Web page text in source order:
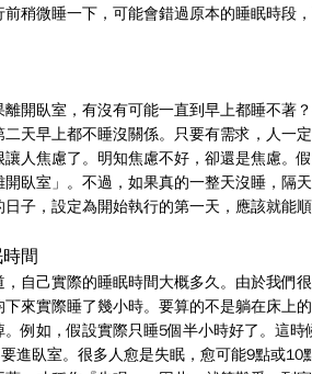
稍微睡一下，可能會錯過原本的睡眠時段
開臥室，有沒有可能一直到早上都睡不著
二天早上都不睡沒關係。只要有需求，人一
人焦慮了。明知焦慮不好，卻還是焦慮。
臥室」。不過，如果真的一整天沒睡，隔
子，設定為開始執行的第一天，應該就能
間
自己實際的睡眠時間大概多久。由於我們
下來實際睡了幾小時。要算的不是躺在床
例如，假設實際只睡5個半小時好了。這
進臥室。很多人愈是失眠，愈可能9點或